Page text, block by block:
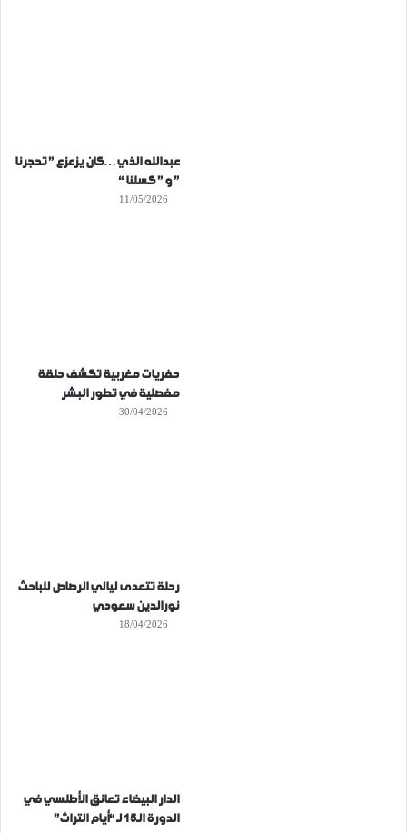
عبدالله الذي…كان يزعزع ” تحجرنا
” و ” كسلنا “
11/05/2026
حفريات مغربية تكشف حلقة
مفصلية في تطور البشر
30/04/2026
رحلة تتعدى ليالي الرصاص للباحث
نورالدين سعودي
18/04/2026
الدار البيضاء تعانق الأطلسي في
الدورة الـ15 لـ “أيام التراث”